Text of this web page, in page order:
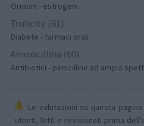
Ormoni - estrogeni
Trulicity (61)
Diabete - farmaci orali
Amoxicillina (60)
Antibiotici - penicilline ad ampio
Le valutazioni su questa
utenti, letti e revisionati prima